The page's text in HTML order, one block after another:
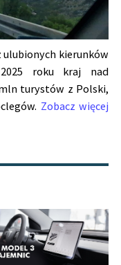
kierunków
roku kraj nad
turystów z Polski,
Zobacz więcej